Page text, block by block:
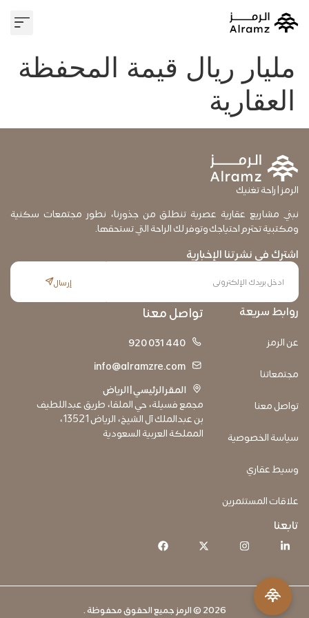
مليار ريال قيمة المحفظة
العقارية
الرمز | راحة تغنيك
نبني مشاريع عقارية عصرية تنطلق من جذورنا، نطور مجتمعات سكنية
ومكتبية تحترم احتياجك وتوفر لك الراحة التي تستحقها.
اشترك في نشرتنا الإخبارية
إرسال
روابط سريعة
عن الرمز
مجتمعاتنا
تواصل معنا
سياسة الخصوصية
وسيط عقاري
علاقات المستثمرين
تواصل معنا
920 031 440
info@alramzre.com
المقر الرئيسي | الرياض
مجمع فسيلة، حي الملقا، طريق عبداللطيف
بن عبدالملك آل الشيخ، الرياض 13521،
المملكة العربية السعودية
تابعنا
2026 © الرمز جميع الحقوق محفوظة .